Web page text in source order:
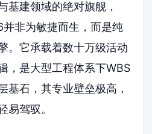
基建领域的绝对旗舰，
非为敏捷而生，而是纯
。它承载着数十万级活动
，是大型工程体系下WBS
基石，其专业壁垒极高，
易驾驭。